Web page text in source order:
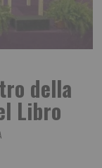
della
Libro